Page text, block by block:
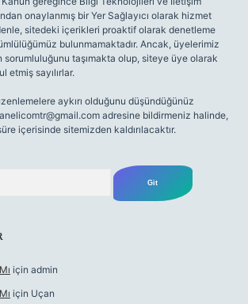
onaylanmış bir Yer Sağlayıcı olarak hizmet
sitedeki içerikleri proaktif olarak denetleme
bulunmamaktadır. Ancak, üyelerimiz
sorumluluğunu taşımakta olup, siteye üye olarak
etmiş sayılırlar.
aykırı olduğunu düşündüğünüz
adresine bildirmeniz halinde,
içerisinde sitemizden kaldırılacaktır.
için admin
için Uçan